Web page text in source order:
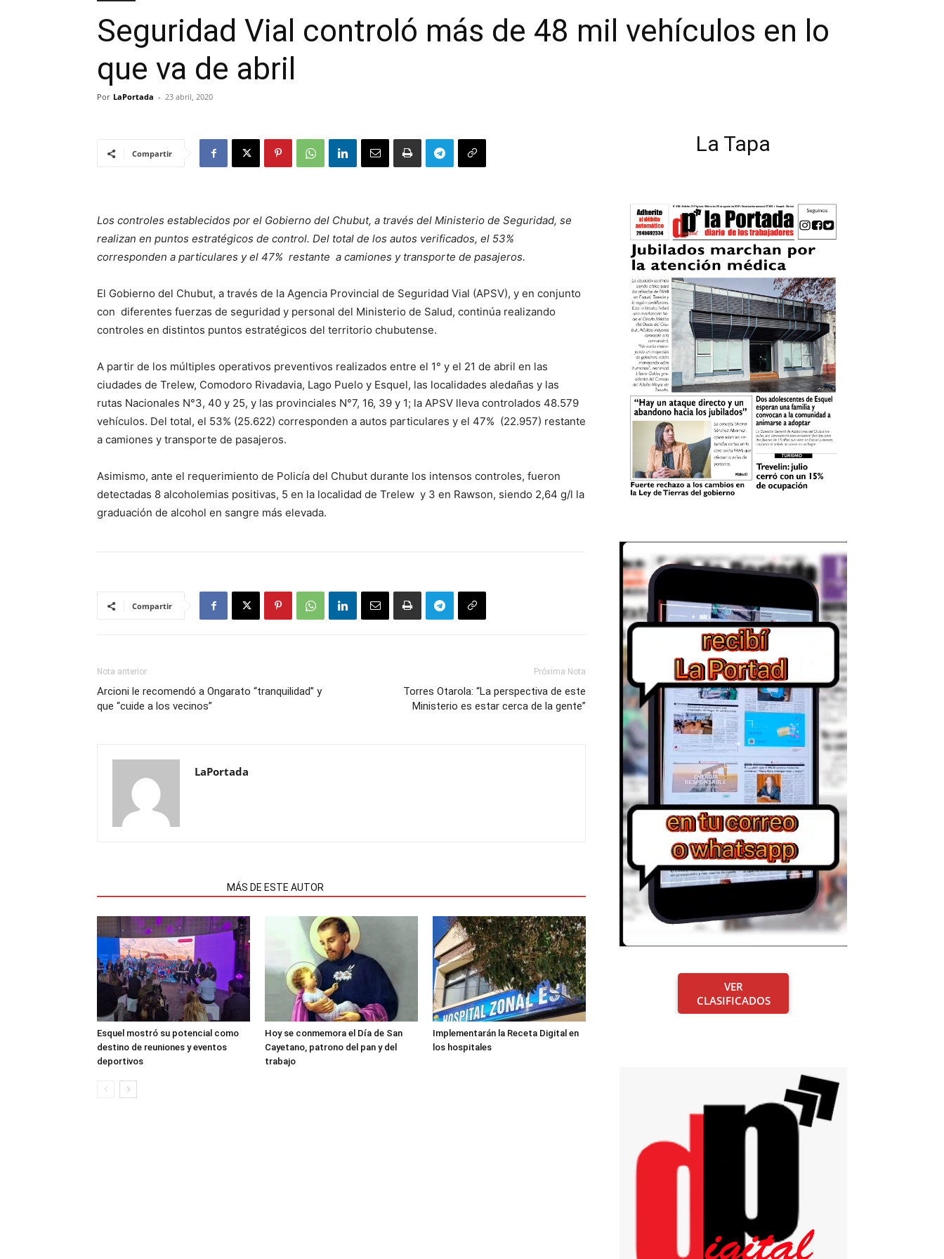
Seguridad Vial controló más de 48 mil vehículos en lo
que va de abril
Por LaPortada - 23 abril, 2020
Compartir
Los controles establecidos por el Gobierno del Chubut, a través del Ministerio de Seguridad, se
realizan en puntos estratégicos de control. Del total de los autos verificados, el 53%
corresponden a particulares y el 47% restante a camiones y transporte de pasajeros.
El Gobierno del Chubut, a través de la Agencia Provincial de Seguridad Vial (APSV), y en conjunto
con diferentes fuerzas de seguridad y personal del Ministerio de Salud, continúa realizando
controles en distintos puntos estratégicos del territorio chubutense.
A partir de los múltiples operativos preventivos realizados entre el 1° y el 21 de abril en las
ciudades de Trelew, Comodoro Rivadavia, Lago Puelo y Esquel, las localidades aledañas y las
rutas Nacionales N°3, 40 y 25, y las provinciales N°7, 16, 39 y 1; la APSV lleva controlados 48.579
vehículos. Del total, el 53% (25.622) corresponden a autos particulares y el 47% (22.957) restante
a camiones y transporte de pasajeros.
Asimismo, ante el requerimiento de Policía del Chubut durante los intensos controles, fueron
detectadas 8 alcoholemias positivas, 5 en la localidad de Trelew y 3 en Rawson, siendo 2,64 g/l la
graduación de alcohol en sangre más elevada.
Compartir
Nota anterior
Arcioni le recomendó a Ongarato “tranquilidad” y
que “cuide a los vecinos”
Próxima Nota
Torres Otarola: “La perspectiva de este
Ministerio es estar cerca de la gente”
LaPortada
MÁS DE ESTE AUTOR
Esquel mostró su potencial como
destino de reuniones y eventos
deportivos
Hoy se conmemora el Día de San
Cayetano, patrono del pan y del
trabajo
Implementarán la Receta Digital en
los hospitales
La Tapa
VER
CLASIFICADOS